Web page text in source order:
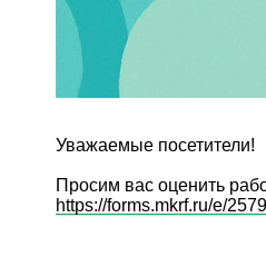
Уважаемые посетители!
Просим вас оценить
https://forms.mkrf.ru/e/